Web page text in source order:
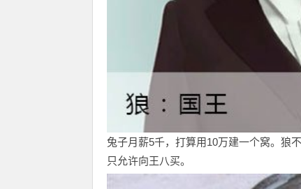
兔子月薪5千，打算用10万建一个窝。狼
只允许向王八买。